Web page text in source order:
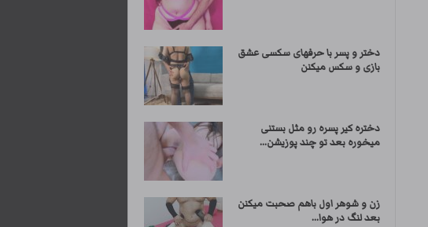
دختر و پسر با حرفهای سکسی عشق
بازی و سکس میکنن
دختره کیر پسره رو مثل بستنی
میخوره بعد تو چند پوزیشن...
زن و شوهر اول باهم صحبت میکنن
بعد لنگ در هوا...